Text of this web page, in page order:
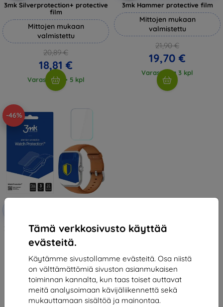
Tämä verkkosivusto käyttää
evästeitä.
Käytämme sivustollamme evästeitä. Osa niistä
on välttämättömiä sivuston asianmukaisen
toiminnan kannalta, kun taas toiset auttavat
meitä analysoimaan kävijäliikennettä sekä
mukauttamaan sisältöä ja mainontaa.
3mk Silverprotection+ protective
film
Mittojen mukaan
valmistettu
20,89 €
18,81 €
Varastossa > 5 kpl
3mk Hammer protective film
Mittojen mukaan
valmistettu
21,90 €
19,70 €
Varastossa 3 kpl
-46%
3MK Folia ARC Oppo Watch 3 Pro
Watch Fullscreen Film
14,90 €
8,01 €
Viimeinen kappale varastossa